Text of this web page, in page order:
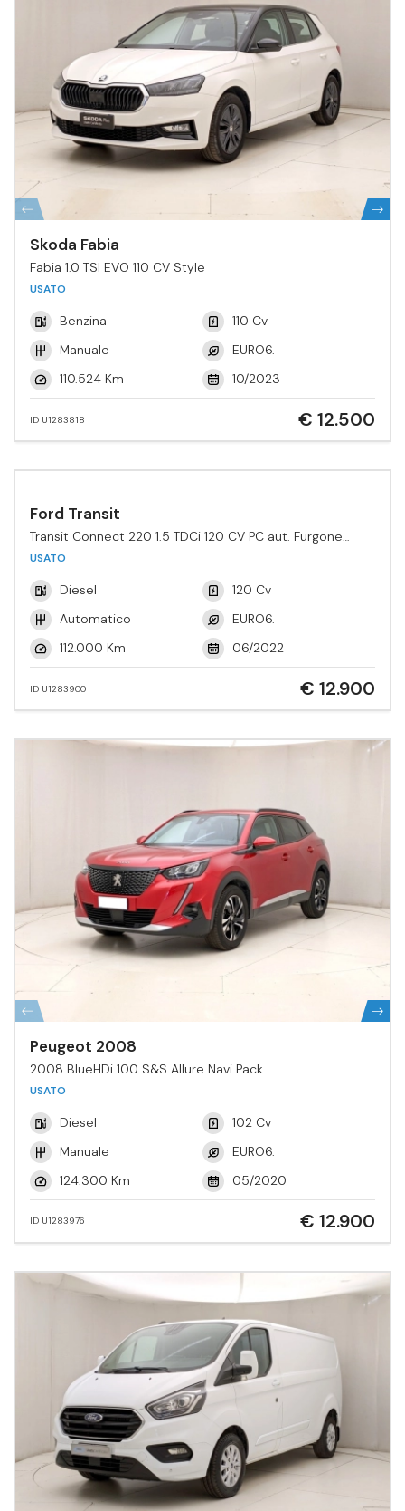
Skoda Fabia
Fabia 1.0 TSI EVO 110 CV Style
USATO
Benzina
110 Cv
Manuale
EURO6.
110.524 Km
10/2023
ID U1283818 € 12.500
Ford Transit
Transit Connect 220 1.5 TDCi 120 CV PC aut. Furgone
Active
USATO
Diesel
120 Cv
Automatico
EURO6.
112.000 Km
06/2022
ID U1283900 € 12.900
Peugeot 2008
2008 BlueHDi 100 S&S Allure Navi Pack
USATO
Diesel
102 Cv
Manuale
EURO6.
124.300 Km
05/2020
ID U1283976 € 12.900